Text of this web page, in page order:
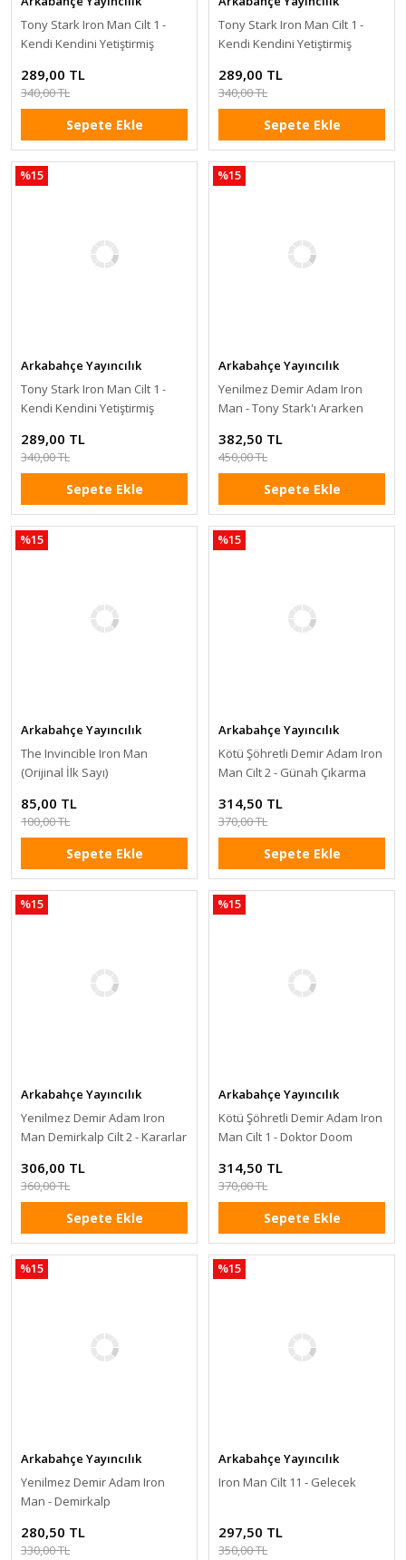
Tony Stark Iron Man Cilt 1 -
Kendi Kendini Yetiştirmiş
289,00 TL
340,00 TL
Sepete Ekle
Tony Stark Iron Man Cilt 1 -
Kendi Kendini Yetiştirmiş
289,00 TL
340,00 TL
Sepete Ekle
%15
Arkabahçe Yayıncılık
Tony Stark Iron Man Cilt 1 -
Kendi Kendini Yetiştirmiş
289,00 TL
340,00 TL
Sepete Ekle
%15
Arkabahçe Yayıncılık
Yenilmez Demir Adam Iron
Man - Tony Stark'ı Ararken
382,50 TL
450,00 TL
Sepete Ekle
%15
Arkabahçe Yayıncılık
The Invincible Iron Man
(Orijinal İlk Sayı)
85,00 TL
100,00 TL
Sepete Ekle
%15
Arkabahçe Yayıncılık
Kötü Şöhretli Demir Adam Iron
Man Cilt 2 - Günah Çıkarma
314,50 TL
370,00 TL
Sepete Ekle
%15
Arkabahçe Yayıncılık
Yenilmez Demir Adam Iron
Man Demirkalp Cilt 2 - Kararlar
306,00 TL
360,00 TL
Sepete Ekle
%15
Arkabahçe Yayıncılık
Kötü Şöhretli Demir Adam Iron
Man Cilt 1 - Doktor Doom
314,50 TL
370,00 TL
Sepete Ekle
%15
Arkabahçe Yayıncılık
Yenilmez Demir Adam Iron
Man - Demirkalp
280,50 TL
330,00 TL
%15
Arkabahçe Yayıncılık
Iron Man Cilt 11 - Gelecek
297,50 TL
350,00 TL